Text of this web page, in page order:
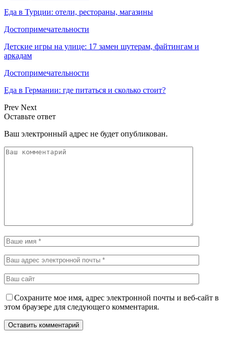
Еда в Турции: отели, рестораны, магазины
Достопримечательности
Детские игры на улице: 17 замен шутерам, файтингам и
аркадам
Достопримечательности
Еда в Германии: где питаться и сколько стоит?
Prev Next
Оставьте ответ
Ваш электронный адрес не будет опубликован.
Сохраните мое имя, адрес электронной почты и веб-сайт в
этом браузере для следующего комментария.